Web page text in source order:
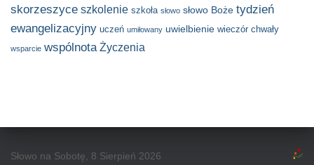
skorzeszyce szkolenie szkoła słowo słowo Boże tydzień
ewangelizacyjny uczeń umiłowany uwielbienie wieczór chwały
wsparcie wspólnota Życzenia
Słowo na Sobotę, 8 Sierpień 2026